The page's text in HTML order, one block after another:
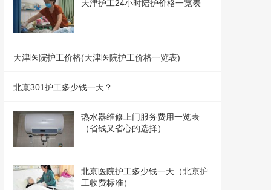
天津护工24小时陪护价格一览表
天津医院护工价格(天津医院护工价格一览表)
北京301护工多少钱一天？
热水器维修上门服务费用一览表
（省钱又省心的选择）
北京医院护工多少钱一天（北京护
工收费标准）